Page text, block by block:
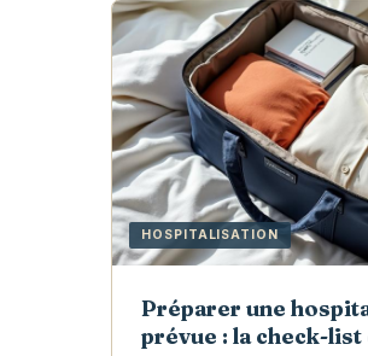
HOSPITALISATION
Préparer une
prévue : la check-